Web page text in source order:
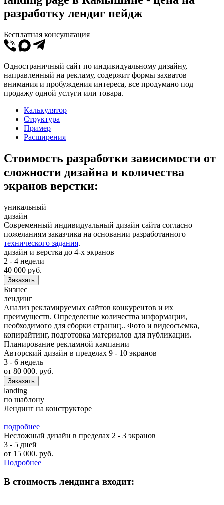
разработку лендиг пейдж
Бесплатная консультация
Одностраничный сайт по индивидуальному дизайну,
направленный на рекламу, содержит формы захватов
внимания и пробуждения интереса, все продумано под
продажу одной услуги или товара.
Калькулятор
Структура
Пример
Расширения
Стоимость разработки зависимости от
сложности дизайна и количества
экранов верстки:
уникальный
дизайн
Современный индивидуальный дизайн сайта согласно
пожеланиям заказчика на основании разработанного
технического задания.
дизайн и верстка до 4-х экранов
2 - 4 недели
40 000 руб.
Заказать
Бизнес
лендинг
Анализ рекламируемых сайтов конкурентов и их
преимуществ. Определение количества информации,
необходимого для сборки страниц.. Фото и видеосъемка,
копирайтинг, подготовка материалов для публикации.
Планирование рекламной кампании
Авторский дизайн в пределах 9 - 10 экранов
3 - 6 недель
от 80 000. руб.
Заказать
landing
по шаблону
Лендинг на конструкторе
подробнее
Несложный дизайн в пределах 2 - 3 экранов
3 - 5 дней
от 15 000. руб.
Подробнее
В стоимость лендинга входит: